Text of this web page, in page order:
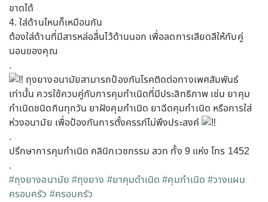
ขาดได้
4. ใส่ด้านไหนก็เหมือนกัน
ต้องใส่ด้านที่มีสารหล่อลื่นไว้ด้านนอก เพื่อลดการเสียดสีให้กับคู่
นอนของคุณ
.
ถุงยางอนามัยสามารถป้องกันโรคติดต่อทางเพศสัมพันธ์
เท่านั้น ควรใช้ควบคู่กับการคุมกำเนิดที่มีประสิทธิภาพ เช่น ยาคุม
กำเนิดชนิดกินทุกวัน ยาฝังคุมกำเนิด ยาฉีดคุมกำเนิด หรือการใส่
ห่วงอนามัย เพื่อป้องกันการตั้งครรภ์ไม่พึงประสงค์
.
ปรึกษาการคุมกำเนิด คลินิกเวชกรรม สวท ทั้ง 9 แห่ง โทร 1452
.
#ถุงยางอนามัย #ถุงยาง #ยาคุมดำเนิด #คุมกำเนิด #วางแผน
ครอบครัว #ครอบครัว